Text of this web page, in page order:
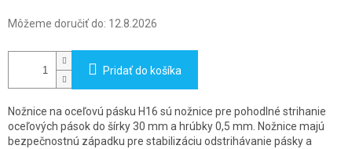
Môžeme doručiť do: 12.8.2026
Pridať do košíka
Nožnice na oceľovú pásku H16 sú nožnice pre pohodlné strihanie
oceľových pások do šírky 30 mm a hrúbky 0,5 mm. Nožnice majú
bezpečnostnú západku pre stabilizáciu odstrihávanie pásky a